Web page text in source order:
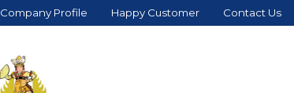
Company Profile Happy Customer Contact Us